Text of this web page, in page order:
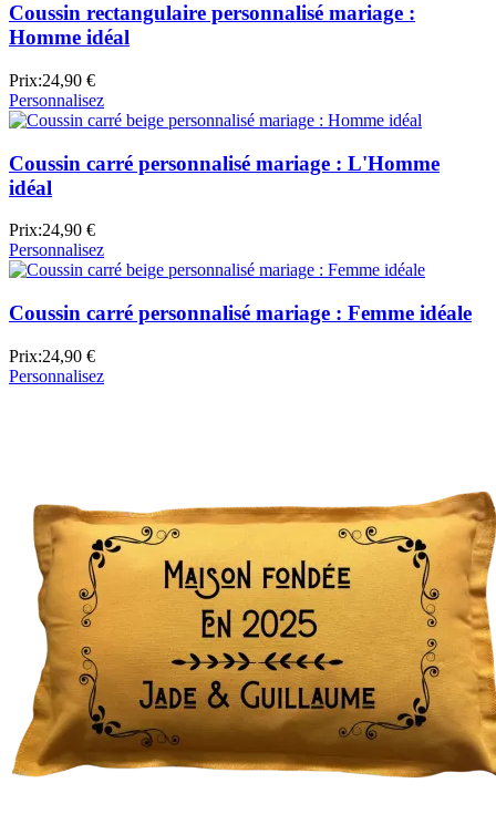
Coussin rectangulaire personnalisé mariage :
Homme idéal
Prix:24,90 €
Personnalisez
Coussin carré personnalisé mariage : L'Homme
idéal
Prix:24,90 €
Personnalisez
Coussin carré personnalisé mariage : Femme idéale
Prix:24,90 €
Personnalisez